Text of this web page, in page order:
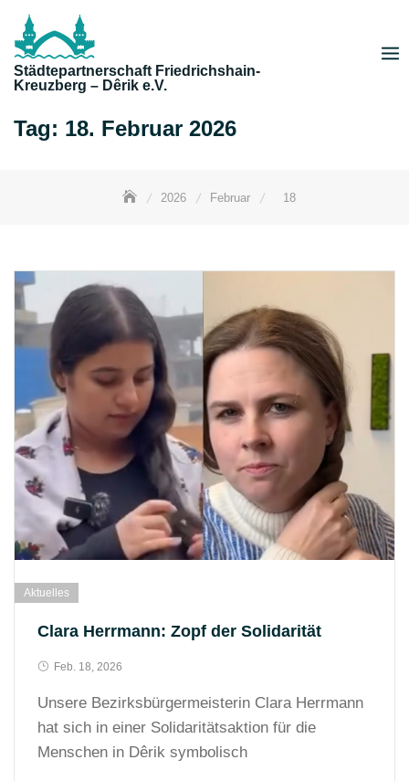
content
Städtepartnerschaft Friedrichshain-
Kreuzberg – Dêrik e.V.
Tag: 18. Februar 2026
2026 Februar 18
Aktuelles
Clara Herrmann: Zopf der Solidarität
Feb. 18, 2026
Unsere Bezirksbürgermeisterin Clara Herrmann
hat sich in einer Solidaritätsaktion für die
Menschen in Dêrik symbolisch